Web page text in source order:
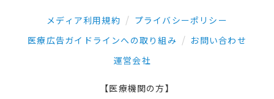
メディア利用規約
プライバシーポリシー
医療広告ガイドラインへの取り組み
お問い合わせ
運営会社
【医療機関の方】